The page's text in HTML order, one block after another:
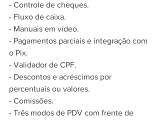
- Controle de cheques.
- Fluxo de caixa.
- Manuais em vídeo.
- Pagamentos parciais e integração com
o Pix.
- Validador de CPF.
- Descontos e acréscimos por
percentuais ou valores.
- Comissões.
- Três modos de PDV com frente de